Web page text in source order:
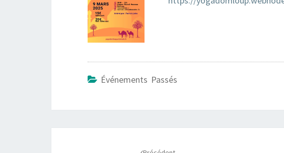
Événements Passés